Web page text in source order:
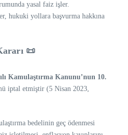
yasal faiz işler.
hukuki yollara başvurma hakkına
📜
Kamulaştırma Kanunu’nun 10.
iptal etmiştir (5 Nisan 2023,
bedelinin geç ödenmesi